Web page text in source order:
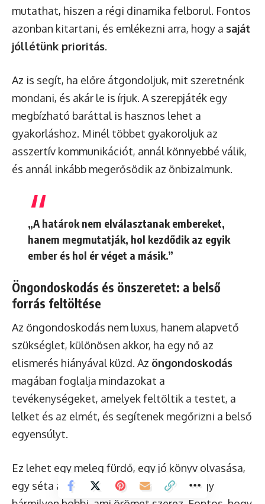
mutathat, hiszen a régi dinamika felborul. Fontos
azonban kitartani, és emlékezni arra, hogy a saját
jóllétünk prioritás.
Az is segít, ha előre átgondoljuk, mit szeretnénk
mondani, és akár le is írjuk. A szerepjáték egy
megbízható baráttal is hasznos lehet a
gyakorláshoz. Minél többet gyakoroljuk az
asszertív kommunikációt, annál könnyebbé válik,
és annál inkább megerősödik az önbizalmunk.
„A határok nem elválasztanak embereket,
hanem megmutatják, hol kezdődik az egyik
ember és hol ér véget a másik.”
Öngondoskodás és önszeretet: a belső
forrás feltöltése
Az öngondoskodás nem luxus, hanem alapvető
szükséglet, különösen akkor, ha egy nő az
elismerés hiányával küzd. Az öngondoskodás
magában foglalja mindazokat a
tevékenységeket, amelyek feltöltik a testet, a
lelket és az elmét, és segítenek megőrizni a belső
egyensúlyt.
Ez lehet egy meleg fürdő, egy jó könyv olvasása,
egy séta a természetben, meditáció, vagy